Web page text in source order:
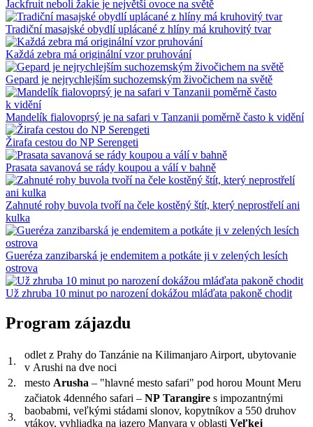
Jackfruit neboli žakie je největší ovoce na světě
Tradiční masajské obydlí uplácané z hlíny má kruhovitý tvar
Každá zebra má originální vzor pruhování
Gepard je nejrychlejším suchozemským živočichem na světě
Mandelík fialovoprsý je na safari v Tanzanii poměrně často k vidění
Žirafa cestou do NP Serengeti
Prasata savanová se rády koupou a válí v bahně
Zahnuté rohy buvola tvoří na čele kostěný štít, který neprostřelí ani
kulka
Gueréza zanzibarská je endemitem a potkáte ji v zelených lesích
ostrova
Už zhruba 10 minut po narození dokážou mláďata pakoně chodit
Program zájazdu
1.
odlet z Prahy do Tanzánie na Kilimanjaro Airport, ubytovanie
v Arushi na dve noci
2.
mesto Arusha – "hlavné mesto safari" pod horou Mount Meru
3.
začiatok 4denného safari – NP Tarangire s impozantnými
baobabmi, veľkými stádami slonov, kopytníkov a 550 druhov
vtákov, vyhliadka na jazero Manyara v oblasti Veľkej